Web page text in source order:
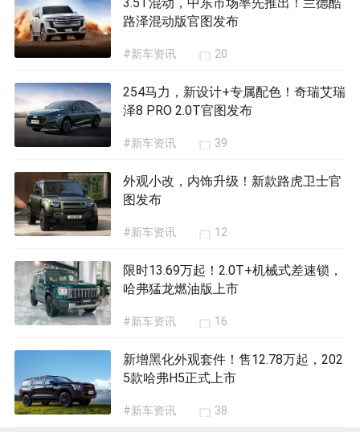
路泽混动版官图发布
#新车资讯 20
254马力，新设计+专属配色！奇瑞艾瑞
泽8 PRO 2.0T官图发布
#新车资讯 39
外观小改，内饰升级！新款路虎卫士官
图发布
#新车资讯 12
限时13.69万起！2.0T+机械式差速锁，
哈弗猛龙燃油版上市
#新车资讯 16
新增黑化外观套件！售12.78万起，202
5款哈弗H5正式上市
#新车资讯 38